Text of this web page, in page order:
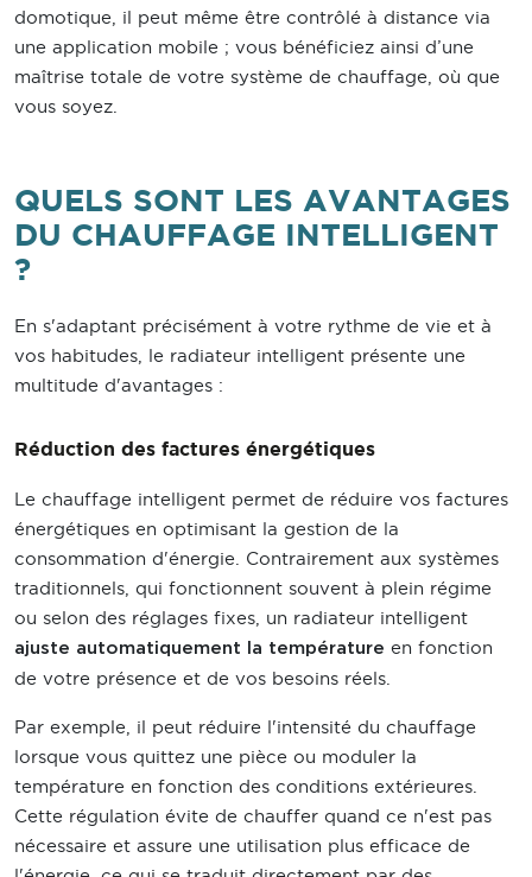
domotique, il peut même être contrôlé à distance via
une application mobile ; vous bénéficiez ainsi d’une
maîtrise totale de votre système de chauffage, où que
vous soyez.
QUELS SONT LES AVANTAGES
DU CHAUFFAGE INTELLIGENT
?
En s'adaptant précisément à votre rythme de vie et à
vos habitudes, le radiateur intelligent présente une
multitude d'avantages :
Réduction des factures énergétiques
Le chauffage intelligent permet de réduire vos factures
énergétiques en optimisant la gestion de la
consommation d'énergie. Contrairement aux systèmes
traditionnels, qui fonctionnent souvent à plein régime
ou selon des réglages fixes, un radiateur intelligent
ajuste automatiquement la température en fonction
de votre présence et de vos besoins réels.
Par exemple, il peut réduire l'intensité du chauffage
lorsque vous quittez une pièce ou moduler la
température en fonction des conditions extérieures.
Cette régulation évite de chauffer quand ce n'est pas
nécessaire et assure une utilisation plus efficace de